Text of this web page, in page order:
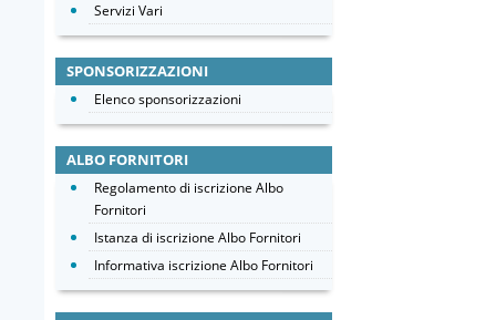
Servizi Vari
SPONSORIZZAZIONI
Elenco sponsorizzazioni
ALBO FORNITORI
Regolamento di iscrizione Albo
Fornitori
Istanza di iscrizione Albo Fornitori
Informativa iscrizione Albo Fornitori